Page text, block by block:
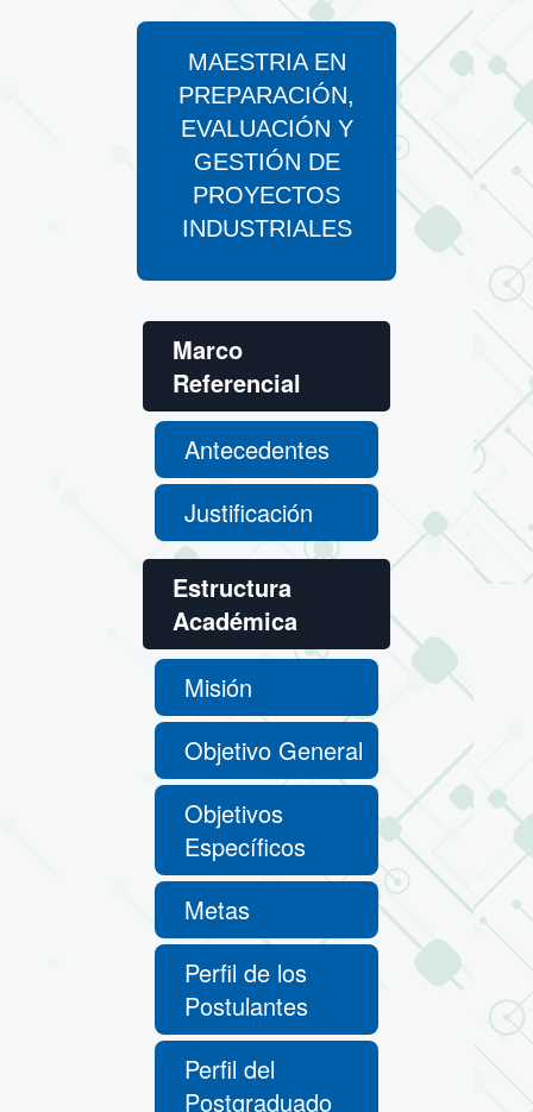
MAESTRIA EN
PREPARACIÓN,
EVALUACIÓN Y
GESTIÓN DE
PROYECTOS
INDUSTRIALES
Marco
Referencial
Antecedentes
Justificación
Estructura
Académica
Misión
Objetivo General
Objetivos
Específicos
Metas
Perfil de los
Postulantes
Perfil del
Postgraduado